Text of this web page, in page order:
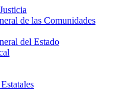
de las Comunidades
del Estado